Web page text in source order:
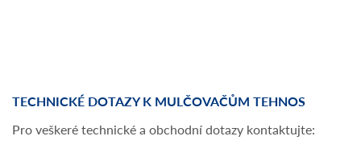
TECHNICKÉ DOTAZY K MULČOVAČŮM TEHNOS
Pro veškeré technické a obchodní dotazy kontaktujte: